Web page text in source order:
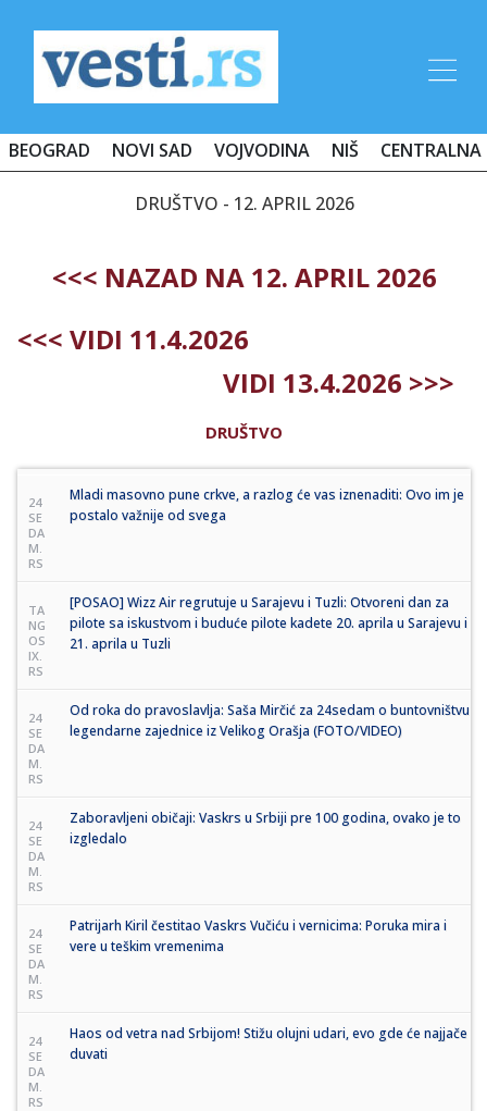
BEOGRAD NOVI SAD VOJVODINA NIŠ CENTRALNA
DRUŠTVO - 12. APRIL 2026
<<< NAZAD NA 12. APRIL 2026
<<< VIDI 11.4.2026
VIDI 13.4.2026 >>>
DRUŠTVO
24
SE
DA
M.
RS
Mladi masovno pune crkve, a razlog će vas iznenaditi: Ovo im je
postalo važnije od svega
TA
NG
OS
IX.
RS
[POSAO] Wizz Air regrutuje u Sarajevu i Tuzli: Otvoreni dan za
pilote sa iskustvom i buduće pilote kadete 20. aprila u Sarajevu i
21. aprila u Tuzli
24
SE
DA
M.
RS
Od roka do pravoslavlja: Saša Mirčić za 24sedam o buntovništvu
legendarne zajednice iz Velikog Orašja (FOTO/VIDEO)
24
SE
DA
M.
RS
Zaboravljeni običaji: Vaskrs u Srbiji pre 100 godina, ovako je to
izgledalo
24
SE
DA
M.
RS
Patrijarh Kiril čestitao Vaskrs Vučiću i vernicima: Poruka mira i
vere u teškim vremenima
24
SE
DA
M.
RS
Haos od vetra nad Srbijom! Stižu olujni udari, evo gde će najjače
duvati